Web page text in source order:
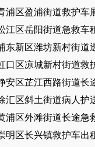
浦区盈浦街道救护车
江区岳阳街道急救车
东新区潍坊新村街
口区凉城新村街道救
安区芷江西路街道
汇区斜土街道病人
浦区外滩街道长途
明区长兴镇救护车